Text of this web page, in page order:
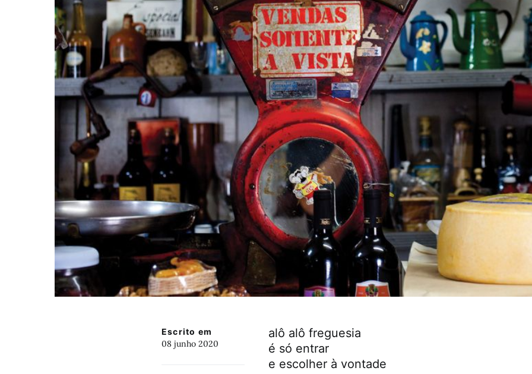
Escrito em
08 junho 2020
alô alô freguesia
é só entrar
e escolher à vontade